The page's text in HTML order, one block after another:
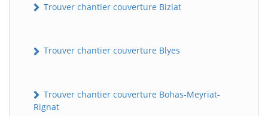
Trouver chantier couverture Biziat
Trouver chantier couverture Blyes
Trouver chantier couverture Bohas-Meyriat-
Rignat